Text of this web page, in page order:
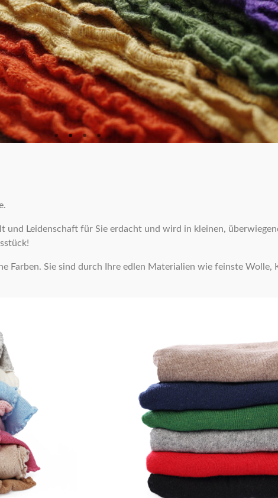
und Leidenschaft für Sie erdacht und wird in kleinen,
Farben. Sie sind durch Ihre edlen Materialien wie feinste Wolle,